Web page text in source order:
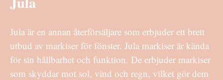
Jula är en annan återförsäljare som erbjuder ett brett
utbud av markiser för fönster. Jula markiser är kända
för sin hållbarhet och funktion. De erbjuder markiser
som skyddar mot sol, vind och regn, vilket gör dem